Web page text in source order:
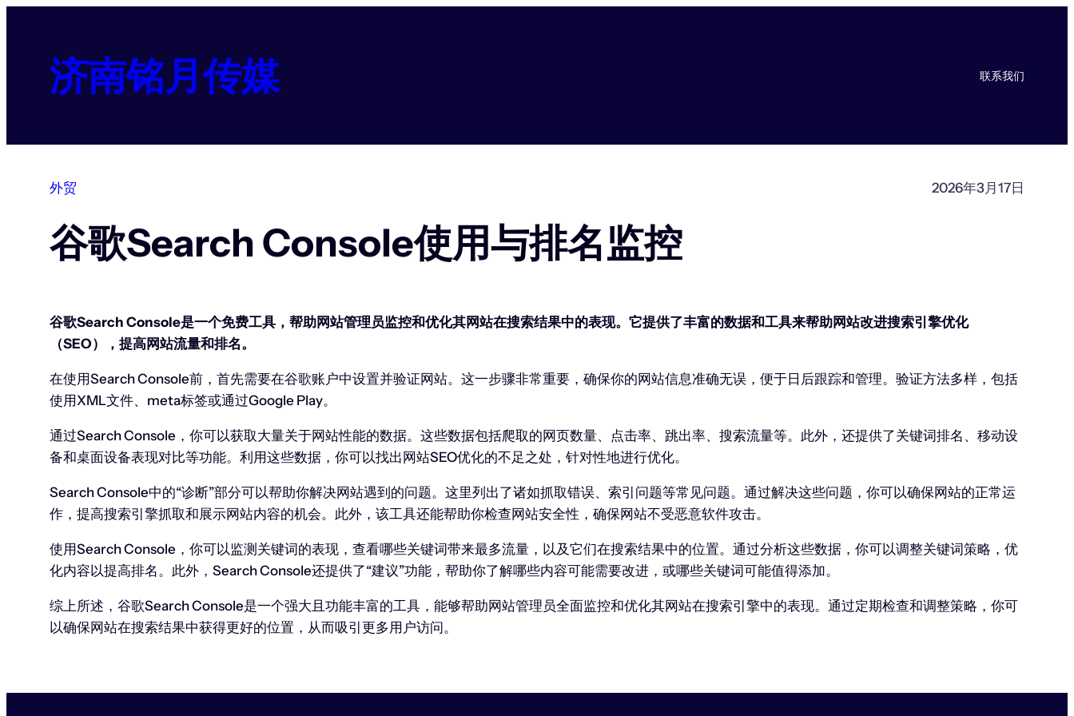
济南铭月传媒 联系我们
外贸 2026年3月17日
谷歌Search Console使用与排名监控
谷歌Search Console是一个免费工具，帮助网站管理员监控和优化其网站在搜索结果中的表现。它提供了丰富的数据和工具来帮助网站改进搜索引擎优化
（SEO），提高网站流量和排名。
在使用Search Console前，首先需要在谷歌账户中设置并验证网站。这一步骤非常重要，确保你的网站信息准确无误，便于日后跟踪和管理。验证方法多样，包括
使用XML文件、meta标签或通过Google Play。
通过Search Console，你可以获取大量关于网站性能的数据。这些数据包括爬取的网页数量、点击率、跳出率、搜索流量等。此外，还提供了关键词排名、移动设
备和桌面设备表现对比等功能。利用这些数据，你可以找出网站SEO优化的不足之处，针对性地进行优化。
Search Console中的“诊断”部分可以帮助你解决网站遇到的问题。这里列出了诸如抓取错误、索引问题等常见问题。通过解决这些问题，你可以确保网站的正常运
作，提高搜索引擎抓取和展示网站内容的机会。此外，该工具还能帮助你检查网站安全性，确保网站不受恶意软件攻击。
使用Search Console，你可以监测关键词的表现，查看哪些关键词带来最多流量，以及它们在搜索结果中的位置。通过分析这些数据，你可以调整关键词策略，优
化内容以提高排名。此外，Search Console还提供了“建议”功能，帮助你了解哪些内容可能需要改进，或哪些关键词可能值得添加。
综上所述，谷歌Search Console是一个强大且功能丰富的工具，能够帮助网站管理员全面监控和优化其网站在搜索引擎中的表现。通过定期检查和调整策略，你可
以确保网站在搜索结果中获得更好的位置，从而吸引更多用户访问。